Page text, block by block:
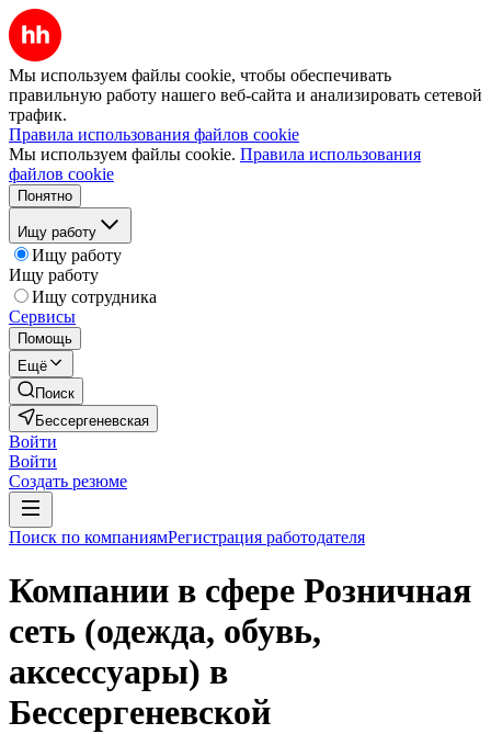
Мы используем файлы cookie, чтобы обеспечивать
правильную работу нашего веб-сайта и анализировать сетевой
трафик.
Правила использования файлов cookie
Мы используем файлы cookie. Правила использования
файлов cookie
Понятно
Ищу работу
Ищу работу
Ищу работу
Ищу сотрудника
Сервисы
Помощь
Ещё
Поиск
Бессергеневская
Войти
Войти
Создать резюме
Поиск по компаниямРегистрация работодателя
Компании в сфере Розничная
сеть (одежда, обувь,
аксессуары) в
Бессергеневской